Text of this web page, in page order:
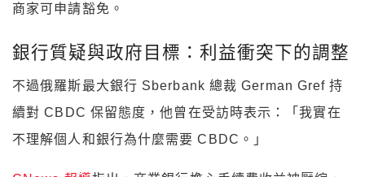
商家可申請豁免。
銀行質疑與政府目標：利益衝突下的調整
不過俄羅斯最大銀行 Sberbank 總裁 German Gref 持
續對 CBDC 保留態度，他曾在受訪時表示：「我實在
不理解個人和銀行為什麼需要 CBDC。」